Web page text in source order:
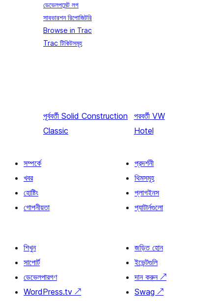
ডেভেলপমেন্ট লগ
সাবভারশন রিপোজিটরি
Browse in Trac
Trac টিকিটসমূহ
পূর্ববর্তী Solid Construction
Classic
পরবর্তী VW
Hotel
সম্পর্কে
খবর
হোষ্টিং
গোপনীয়তা
প্রদর্শনী
থিমসমূহ
প্লাগইনস
প্যাটার্নগুলো
শিখুন
সাপোর্ট
ডেভেলপারগণ
WordPress.tv ↗
জড়িত হোন
ইভেন্টগুলি
দান করুন ↗
Swag ↗